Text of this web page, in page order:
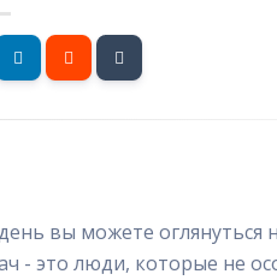
вы можете оглянуться
- это люди, которые не